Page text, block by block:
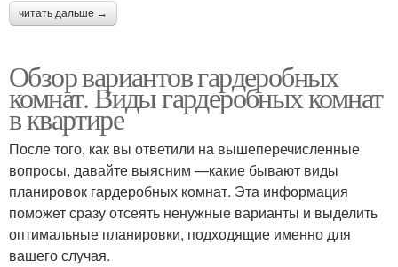
читать дальше →
Обзор вариантов гардеробных
комнат. Виды гардеробных комнат
в квартире
После того, как вы ответили на вышеперечисленные
вопросы, давайте выясним —какие бывают виды
планировок гардеробных комнат. Эта информация
поможет сразу отсеять ненужные варианты и выделить
оптимальные планировки, подходящие именно для
вашего случая.